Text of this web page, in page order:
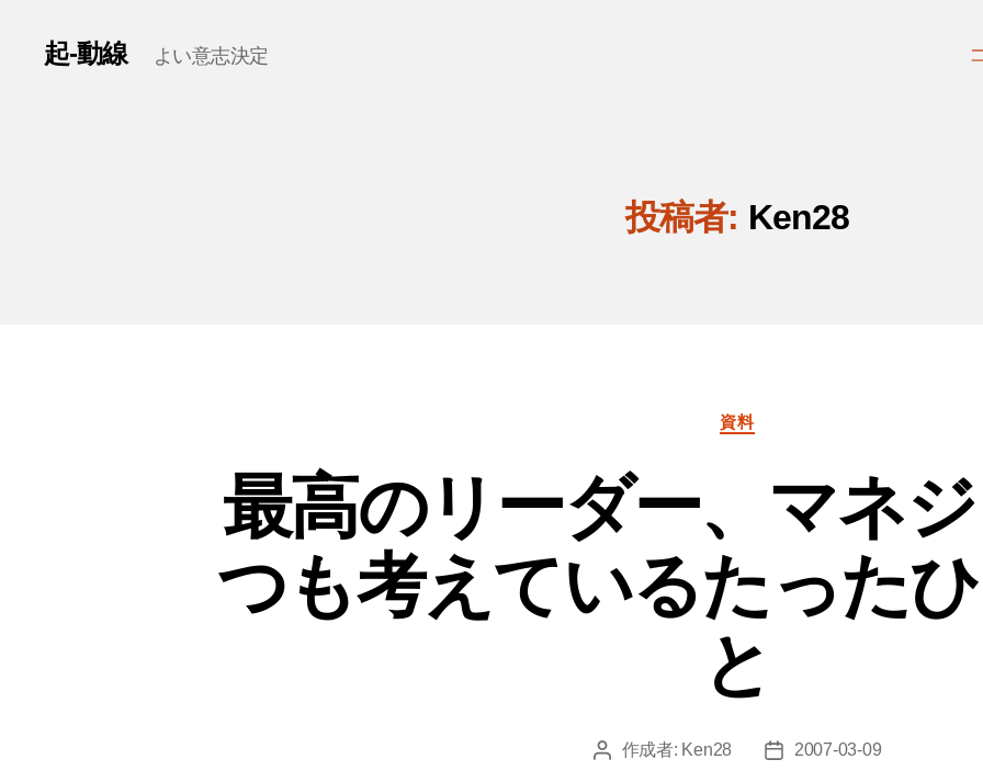
起-動線 よい意志決定
投稿者: Ken28
カ
テ
資料
最高のリーダー、マネ
つも考えているたった
と
投 作成者: Ken28
投
2007-03-09